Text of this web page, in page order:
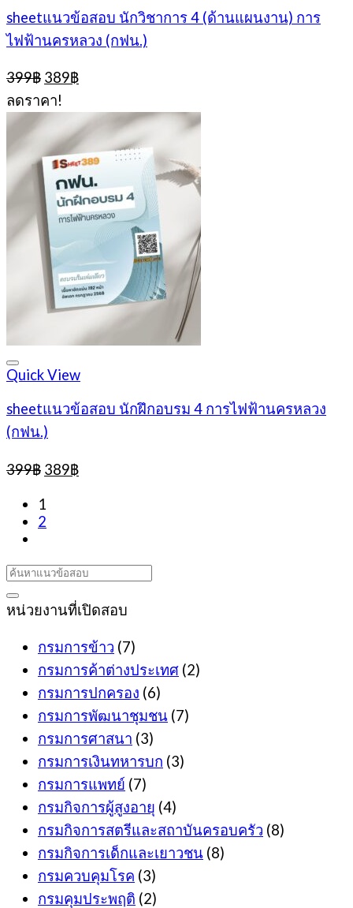
sheetแนวข้อสอบ นักวิชาการ 4 (ด้านแผนงาน) การ
ไฟฟ้านครหลวง (กฟน.)
399฿ Original
price
was:
399฿.
389฿Current
is:
389฿.
ลดราคา!
Quick View
sheetแนวข้อสอบ นักฝึกอบรม 4 การไฟฟ้านครหลวง
(กฟน.)
399฿ Original
was:
399฿.
389฿Current
1
2
หน่วยงานที่เปิดสอบ
กรมการข้าว (7)
กรมการค้าต่างประเทศ (2)
กรมการปกครอง (6)
กรมการพัฒนาชุมชน (7)
กรมการศาสนา (3)
กรมการเงินทหารบก (3)
กรมการแพทย์ (7)
กรมกิจการผู้สูงอายุ (4)
กรมกิจการสตรีและสถาบันครอบครัว (8)
กรมกิจการเด็กและเยาวชน (8)
กรมควบคุมโรค (3)
กรมคุมประพฤติ (2)